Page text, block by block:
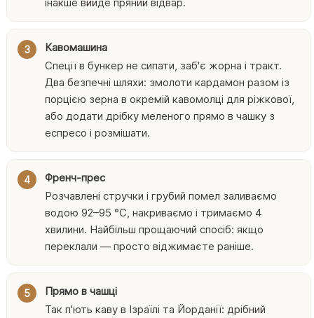
Кавомашина
Спеції в бункер не сипати, заб'є жорна і тракт.
Два безпечні шляхи: змолоти кардамон разом із
порцією зерна в окремій кавомолці для ріжкової,
або додати дрібку меленого прямо в чашку з
еспресо і розмішати.
Френч-прес
Розчавлені стручки і грубий помел заливаємо
водою 92–95 °C, накриваємо і тримаємо 4
хвилини. Найбільш прощаючий спосіб: якщо
переклали — просто віджимаєте раніше.
Прямо в чашці
Так п'ють каву в Ізраїлі та Йорданії: дрібний